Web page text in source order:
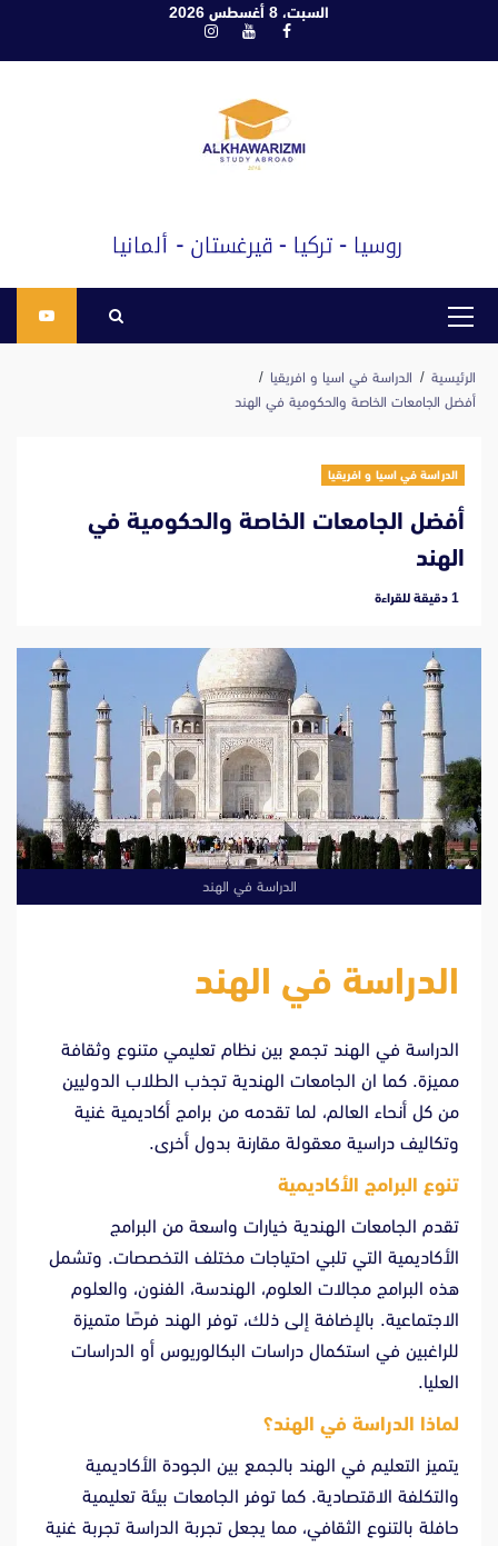
السبت، 8 أغسطس 2026
فيسبوكيوتيوبانستغرام
القائمة
الرئيسية
الدراسة في اسيا و افريقيا
أفضل الجامعات الخاصة والحكومية في الهند
الدراسة في اسيا و افريقيا
أفضل الجامعات الخاصة والحكومية في
الهند
‫1 دقيقة للقراءة
الدراسة في الهند
الدراسة في الهند
الدراسة في الهند تجمع بين نظام تعليمي متنوع وثقافة
مميزة. كما ان الجامعات الهندية تجذب الطلاب الدوليين
من كل أنحاء العالم، لما تقدمه من برامج أكاديمية غنية
وتكاليف دراسية معقولة مقارنة بدول أخرى.
تنوع البرامج الأكاديمية
تقدم الجامعات الهندية خيارات واسعة من البرامج
الأكاديمية التي تلبي احتياجات مختلف التخصصات. وتشمل
هذه البرامج مجالات العلوم، الهندسة، الفنون، والعلوم
الاجتماعية. بالإضافة إلى ذلك، توفر الهند فرصًا متميزة
للراغبين في استكمال دراسات البكالوريوس أو الدراسات
العليا.
لماذا الدراسة في الهند؟
يتميز التعليم في الهند بالجمع بين الجودة الأكاديمية
والتكلفة الاقتصادية. كما توفر الجامعات بيئة تعليمية
حافلة بالتنوع الثقافي، مما يجعل تجربة الدراسة تجربة غنية